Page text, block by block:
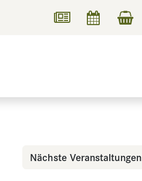
Nächste Veranstaltungen